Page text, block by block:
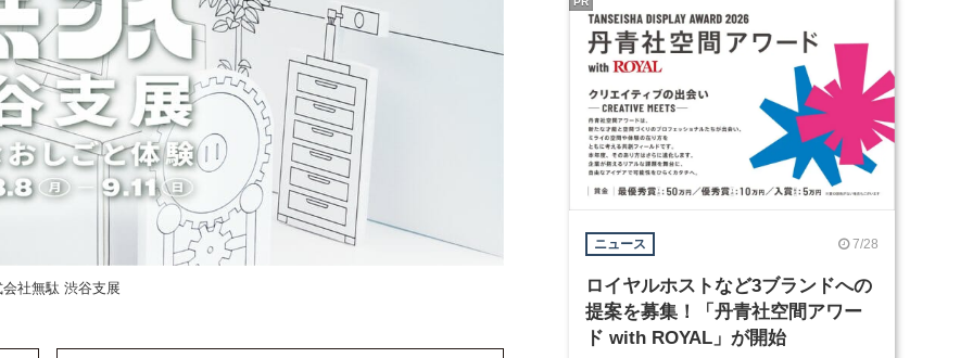
会社無駄 渋谷支展
ニュース 7/28
ロイヤルホストなど3ブランドへの
提案を募集！「丹青社空間アワー
ド with ROYAL」が開始